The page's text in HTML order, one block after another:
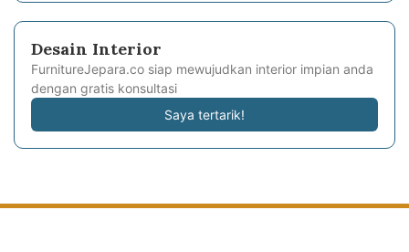
Desain Interior
FurnitureJepara.co siap mewujudkan interior impian anda
dengan gratis konsultasi
Saya tertarik!